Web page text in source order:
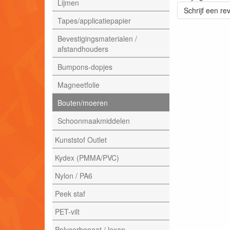
Lijmen
Tapes/applicatiepapier
Bevestigingsmaterialen /
afstandhouders
Bumpons-dopjes
Magneetfolie
Bouten/moeren
Schoonmaakmiddelen
Kunststof Outlet
Kydex (PMMA/PVC)
Nylon / PA6
Peek staf
PET-vilt
Schrijf een